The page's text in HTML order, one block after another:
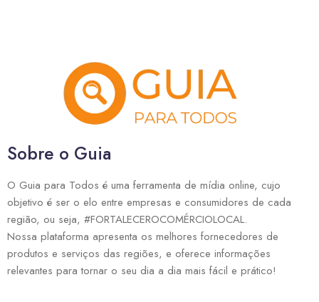
Sobre o Guia
O Guia para Todos é uma ferramenta de mídia online, cujo
objetivo é ser o elo entre empresas e consumidores de cada
região, ou seja, #FORTALECEROCOMÉRCIOLOCAL.
Nossa plataforma apresenta os melhores fornecedores de
produtos e serviços das regiões, e oferece informações
relevantes para tornar o seu dia a dia mais fácil e prático!